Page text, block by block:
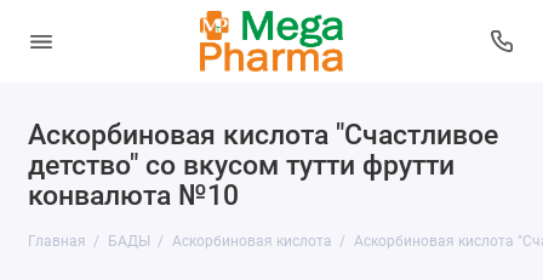
Аскорбиновая кислота "Счастливое
детство" со вкусом тутти фрутти
конвалюта №10
Главная БАДЫ Аскорбиновая кислота Аскорбиновая кислота